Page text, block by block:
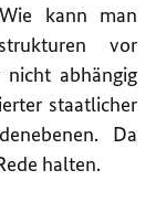
kann man
vor
abhängig
staatlicher
Da
halten.